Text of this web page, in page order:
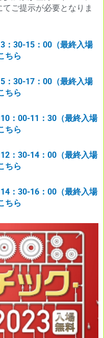
ご提示が必要となりま
：30-15：00（最終入場
ちら
：30-17：00（最終入場
ちら
：00-11：30（最終入場
ちら
：30-14：00（最終入場
ちら
：30-16：00（最終入場
ちら